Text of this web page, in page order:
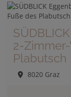
2-
Plabutsch
8020 Graz